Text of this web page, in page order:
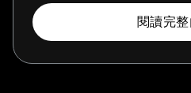
閱讀完